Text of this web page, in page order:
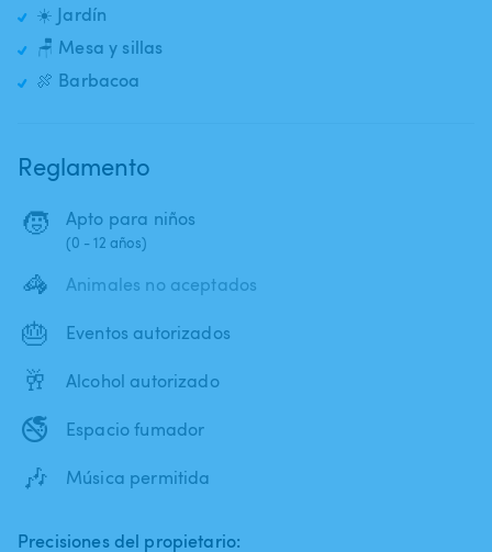
☀️ Jardín
🪑 Mesa y sillas
🍖 Barbacoa
Reglamento
🧒 Apto para niños
(0 - 12 años)
🦓 Animales no aceptados
🎂 Eventos autorizados
🥂 Alcohol autorizado
🚭 Espacio fumador
🎶 Música permitida
Precisiones del propietario: